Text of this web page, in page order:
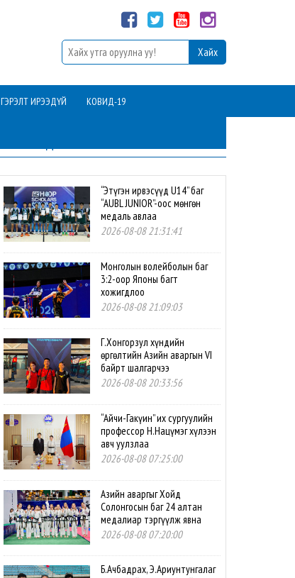
ГЭРЭЛТ ИРЭЭДҮЙ КОВИД-19
“Этүгэн ирвэсүүд U14” баг
“AUBL JUNIOR”-оос мөнгөн
медаль авлаа
2026-08-08 21:31:41
Монголын волейболын баг
3:2-оор Японы багт
хожигдлоо
2026-08-08 21:09:03
Г.Хонгорзул хүндийн
өргөлтийн Азийн аваргын VI
байрт шалгарчээ
2026-08-08 20:33:56
“Айчи-Гакүин” их сургуулийн
профессор Н.Нацүмэг хүлээн
авч уулзлаа
2026-08-08 07:25:00
Азийн аваргыг Хойд
Солонгосын баг 24 алтан
медалиар тэргүүлж явна
2026-08-08 07:20:00
Б.Ачбадрах, Э.Ариунтунгалаг